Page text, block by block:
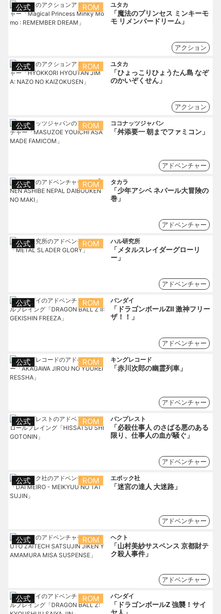
公式 ROM ユタカ
「魔法のプリンセス ミンキーモ
モ リメンバードリーム」
アクション
公式 ROM ユタカ
「ひょっこりひょうたん島 なぞ
のかいぞくせん」
アクション
公式 ROM ココナッツジャパン
「舛添要一 朝までファミコン」
アドベンチャー
公式 ROM タカラ
「少年アシベ ネパール大冒険の
巻」
アドベンチャー
公式 ROM ハル研究所
「メタルスレイダーグローリ
ー」
アドベンチャー
公式 ROM バンダイ
「ドラゴンボールZⅡ 激神フリー
ザ！！」
アドベンチャー
公式 ROM キングレコード
「赤川次郎の幽霊列車」
アドベンチャー
公式 ROM バンプレスト
「必殺仕事人 のさばる悪のある
限り、仕事人の血が騒ぐ」
アドベンチャー
公式 ROM エポック社
「迷宮の達人 大迷路」
アドベンチャー
公式 ROM ヘクト
「山村美紗サスペンス 京都財テ
ク殺人事件」
アドベンチャー
公式 ROM バンダイ
「ドラゴンボールZ 強襲！サイ